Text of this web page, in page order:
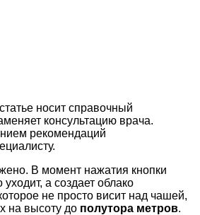
носит справочный
консультацию врача.
рекомендаций
В момент нажатия кнопки
а создает облако
не просто висит над чашей,
на высоту до полутора метров.